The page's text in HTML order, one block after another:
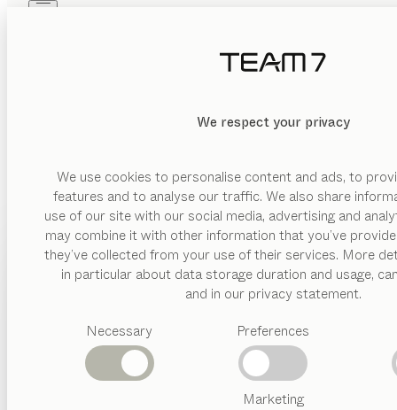
We respect your privacy
We use cookies to personalise content and ads, to
features and to analyse our traffic. We also share
use of our site with our social media, advertising and
may combine it with other information that you’ve
they’ve collected from your use of their services. More
in particular about data storage duration and usage,
and in our privacy statement.
Necessary
Preferences
Marketing
Esstische
Küchen
Regale
Betten
PRODUKTE
ÜBER UNS
HÄNDLER